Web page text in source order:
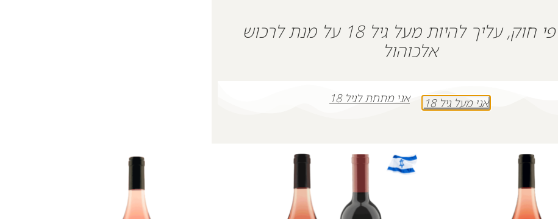
על פי חוק, עליך להיות מעל גיל 18 על מנת לרכוש
אלכוהול
אני מעל גיל 18 אני מתחת לגיל 18